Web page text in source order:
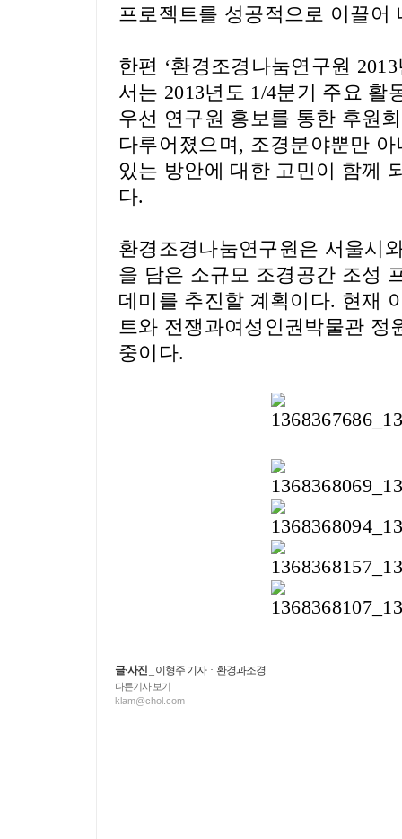
프로젝트를 성공적으로 이끌어
한편 ‘환경조경나눔연구원 2013
서는 2013년도 1/4분기 주요 활
우선 연구원 홍보를 통한 후원
다루어졌으며 , 조경분야뿐만
있는 방안에 대한 고민이 함께
다.
환경조경나눔연구원은 서울시
을 담은 소규모 조경공간 조성
데미를 추진할 계획이다. 현재
트와 전쟁과여성인권박물관 정
중이다.
글·사진 _ 이형주 기자 · 환경과조경
다른기사 보기
klam@chol.com